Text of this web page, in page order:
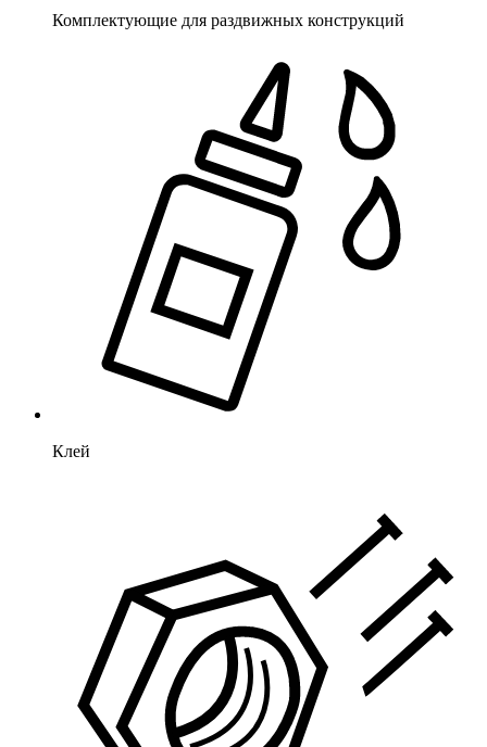
Комплектующие для раздвижных конструкций
Клей